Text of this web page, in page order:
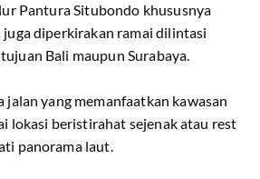
Pantura Situbondo khususnya
juga diperkirakan ramai dilintasi
Bali maupun Surabaya.
jalan yang memanfaatkan kawasan
lokasi beristirahat sejenak atau rest
panorama laut.